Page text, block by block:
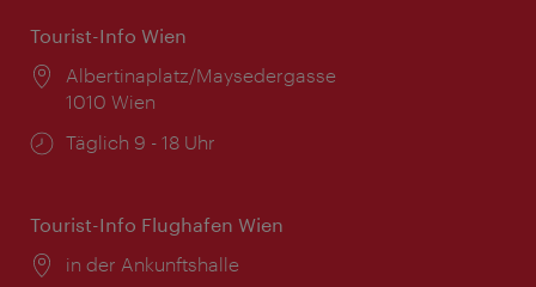
Tourist-Info Wien
Ort:
Albertinaplatz/Maysedergasse
1010 Wien
Öffnungszeiten:
Täglich 9 - 18 Uhr
Tourist-Info Flughafen Wien
Ort:
in der Ankunftshalle